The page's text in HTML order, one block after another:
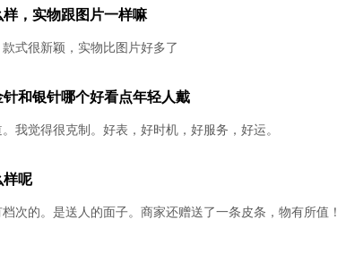
，实物跟图片一样嘛
式很新颖，实物比图片好多了
和银针哪个好看点年轻人戴
我觉得很克制。好表，好时机，好服务，好运。
样呢
次的。是送人的面子。商家还赠送了一条皮条，物有所值！